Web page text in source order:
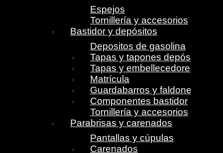
Espejos
Tornillería y accesorios
Bastidor y depósitos
Depositos de gasolina
Tapas y tapones depósito
Tapas y embellecedores
Matrícula
Guardabarros y faldones
Componentes bastidor
Tornillería y accesorios
Parabrisas y carenados
Pantallas y cúpulas
Carenados